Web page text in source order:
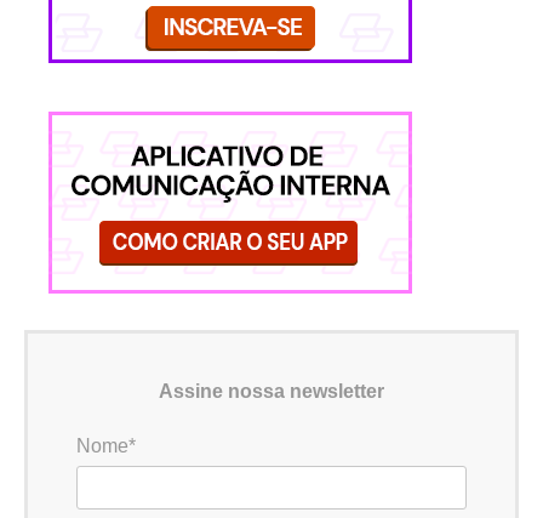
Assine nossa newsletter
Nome*